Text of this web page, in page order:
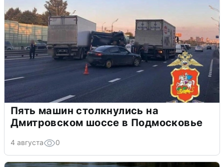
Пять машин столкнулись на
Дмитровском шоссе в Подмосковье
4 августа 0